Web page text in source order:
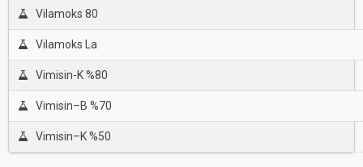
Vilamoks 80
Vilamoks La
Vimisin-K %80
Vimisin–B %70
Vimisin–K %50